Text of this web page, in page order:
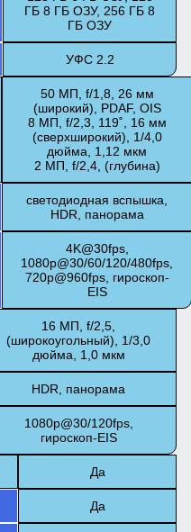
ГБ 8 ГБ ОЗУ, 256 ГБ 8
ГБ ОЗУ
УФС 2.2
50 МП, f/1,8, 26 мм
(широкий), PDAF, OIS
8 МП, f/2,3, 119˚, 16 мм
(сверхширокий), 1/4,0
дюйма, 1,12 мкм
2 МП, f/2,4, (глубина)
светодиодная вспышка,
HDR, панорама
4K@30fps,
1080p@30/60/120/480fps,
720p@960fps, гироскоп-
EIS
16 МП, f/2,5,
(широкоугольный), 1/3,0
дюйма, 1,0 мкм
HDR, панорама
1080p@30/120fps,
гироскоп-EIS
Да
Да